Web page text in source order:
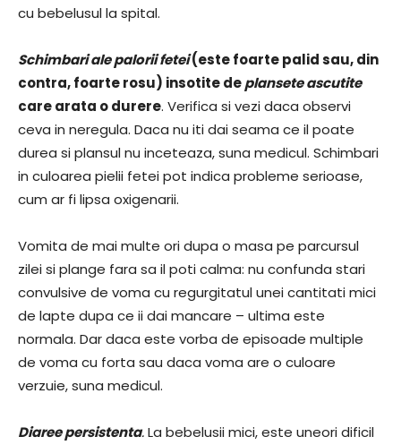
cu bebelusul la spital.
Schimbari ale palorii fetei(este foarte palid sau, din
contra, foarte rosu) insotite deplansete ascutite
care arata o durere. Verifica si vezi daca observi
ceva in neregula. Daca nu iti dai seama ce il poate
durea si plansul nu inceteaza, suna medicul. Schimbari
in culoarea pielii fetei pot indica probleme serioase,
cum ar fi lipsa oxigenarii.
Vomita de mai multe ori dupa o masa pe parcursul
zilei si plange fara sa il poti calma: nu confunda stari
convulsive de voma cu regurgitatul unei cantitati mici
de lapte dupa ce ii dai mancare – ultima este
normala. Dar daca este vorba de episoade multiple
de voma cu forta sau daca voma are o culoare
verzuie, suna medicul.
Diaree persistenta.La bebelusii mici, este uneori dificil